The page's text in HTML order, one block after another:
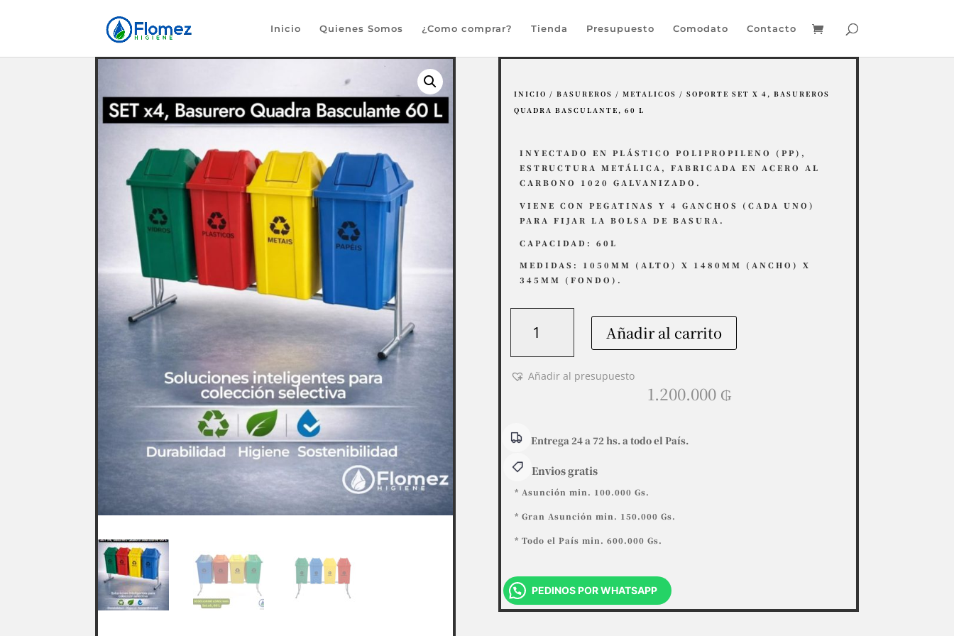
Inicio Quienes Somos ¿Como comprar? Tienda Presupuesto Comodato Contacto
productos
INICIO /BASUREROS /METALICOS / SOPORTE SET X 4, BASUREROS
QUADRA BASCULANTE, 60 L
INYECTADO EN PLÁSTICO POLIPROPILENO (PP),
ESTRUCTURA METÁLICA, FABRICADA EN ACERO AL
CARBONO 1020 GALVANIZADO.
VIENE CON PEGATINAS Y 4 GANCHOS (CADA UNO)
PARA FIJAR LA BOLSA DE BASURA.
CAPACIDAD: 60L
MEDIDAS: 1050MM (ALTO) X 1480MM (ANCHO) X
345MM (FONDO).
Basureros
60
L
cantidad
Añadir al carrito
Añadir al presupuesto
1.200.000 ₲
Entrega 24 a 72 hs. a todo el País.
Envios gratis
* Asunción min. 100.000 Gs.
* Gran Asunción min. 150.000 Gs.
* Todo el País min. 600.000 Gs.
PEDINOS POR WHATSAPP